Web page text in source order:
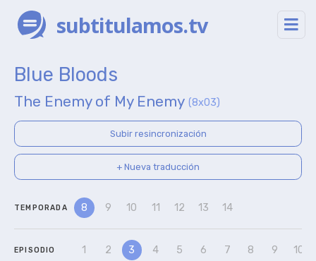
subtitulamos.tv
Blue Bloods
The Enemy of My Enemy (8x03)
Subir resincronización
+ Nueva traducción
TEMPORADA 8 9 10 11 12 13 14
EPISODIO 1 2 3 4 5 6 7 8 9 10